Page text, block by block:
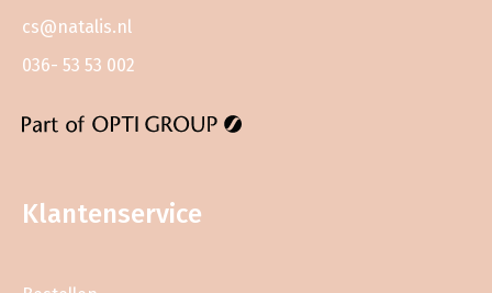
cs@natalis.nl
036- 53 53 002
Klantenservice